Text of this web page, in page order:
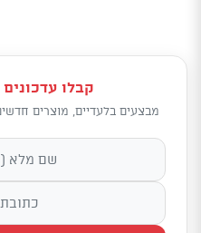
קבלו
מבצעים בלעדיים, מוצרים